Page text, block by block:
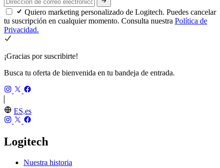
Quiero marketing personalizado de Logitech. Puedes cancelar
tu suscripción en cualquier momento. Consulta nuestra Política de
Privacidad.
¡Gracias por suscribirte!
Busca tu oferta de bienvenida en tu bandeja de entrada.
ES,es
Logitech
Nuestra historia